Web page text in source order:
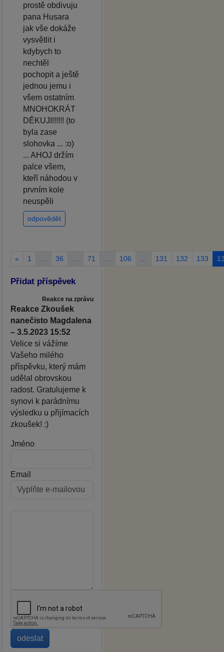
prostě obdivuju
pana Husara
jak vše dokáže
vysvětlit i
kdybych to
nechtěl
pochopit a ještě
jednou jemu i
všem ostatním
MNOHOKRÁT
DĚKUJI!!!!!! (to
byla zase
slohovka ... :o)
... AHOJ držím
palce všem,
kteří náhodou v
prvním kole
neuspěli
odpovědět
« 1 … 36 … 71 … 106 … 131 132 133
Přidat příspěvek
Reakce na zprávu
Reakce Zkoušek
nanečisto Magdalena
– 3.5.2023 15:52
Velice si vážíme
Vašeho milého
příspěvku, který mám
udělal obrovskou
radost. Gratulujeme k
synovi k parádnímu
výsledku u přijímacích
zkoušek! :)
Jméno
Email